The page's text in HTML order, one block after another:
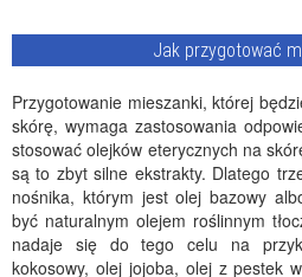
Jak przygotować
Przygotowanie mieszanki, której
skórę, wymaga zastosowania
stosować olejków eterycznych na
są to zbyt silne ekstrakty. Dlatego
nośnika, którym jest olej bazowy
być naturalnym olejem roślinnym
nadaje się do tego celu na
kokosowy, olej jojoba, olej z pestek